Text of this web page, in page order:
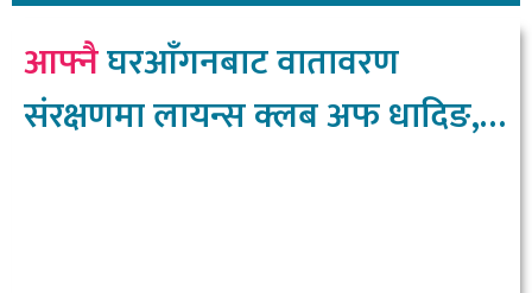
आफ्नैघरआँगनबाट वातावरण
संरक्षणमा लायन्स क्लब अफ धादिङ,